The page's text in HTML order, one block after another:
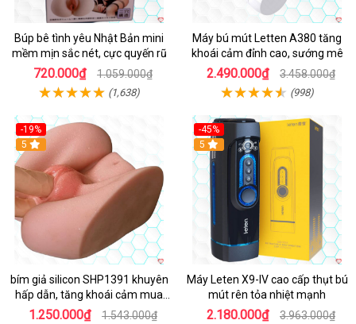
Búp bê tình yêu Nhật Bản mini
mềm mịn sắc nét, cực quyến rũ
720.000₫ 1.059.000₫
(1,638)
Máy bú mút Letten A380 tăng
khoái cảm đỉnh cao, sướng mê
2.490.000₫ 3.458.000₫
(998)
-19%
Hot
5
bím giả silicon SHP1391 khuyên
hấp dẫn, tăng khoái cảm mua
ngay
1.250.000₫ 1.543.000₫
-45%
Hot
5
Máy Leten X9-IV cao cấp thụt bú
mút rên tỏa nhiệt mạnh
2.180.000₫ 3.963.000₫